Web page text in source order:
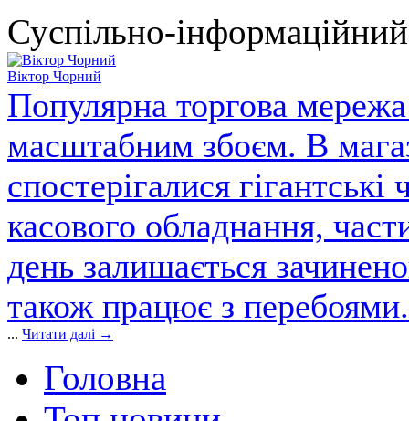
Суспільно-
Віктор Чорний
Популярна торгова
масштабним збоєм. В
спостерігалися
касового обладнання,
день залишається
також працює з
... Читати далі →
Головна